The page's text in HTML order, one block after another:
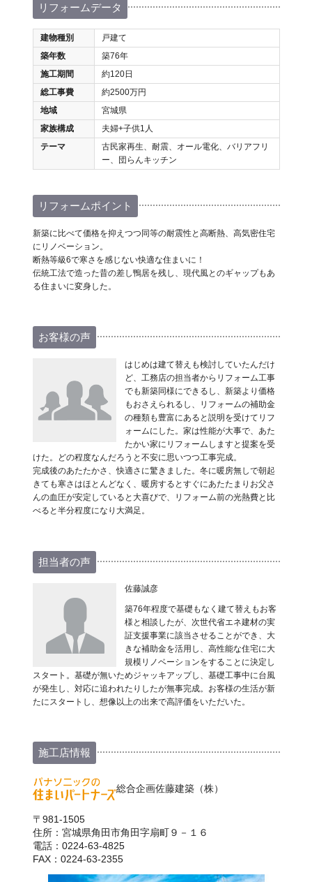
リフォームデータ
建物種別
戸建て
築年数
築76年
施工期間
約120日
総工事費
約2500万円
地域
宮城県
家族構成
夫婦+子供1人
テーマ
古民家再生、耐震、オール電化、バリアフリ
ー、団らんキッチン
リフォームポイント
新築に比べて価格を抑えつつ同等の耐震性と高断熱、高気密住宅
にリノベーション。
断熱等級6で寒さを感じない快適な住まいに！
伝統工法で造った昔の差し鴨居を残し、現代風とのギャップもあ
る住まいに変身した。
お客様の声
はじめは建て替えも検討していたんだけ
ど、工務店の担当者からリフォーム工事
でも新築同様にできるし、新築より価格
もおさえられるし、リフォームの補助金
の種類も豊富にあると説明を受けてリフ
ォームにした。家は性能が大事で、あた
たかい家にリフォームしますと提案を受
けた。どの程度なんだろうと不安に思いつつ工事完成。
完成後のあたたかさ、快適さに驚きました。冬に暖房無しで朝起
きても寒さはほとんどなく、暖房するとすぐにあたたまりお父さ
んの血圧が安定していると大喜びで、リフォーム前の光熱費と比
べると半分程度になり大満足。
担当者の声
佐藤誠彦
築76年程度で基礎もなく建て替えもお客
様と相談したが、次世代省エネ建材の実
証支援事業に該当させることができ、大
きな補助金を活用し、高性能な住宅に大
規模リノベーションをすることに決定し
スタート。基礎が無いためジャッキアップし、基礎工事中に台風
が発生し、対応に追われたりしたが無事完成。お客様の生活が新
たにスタートし、想像以上の出来で高評価をいただいた。
施工店情報
総合企画佐藤建築（株）
〒981-1505
住所：宮城県角田市角田字扇町９－１６
電話：0224-63-4825
FAX：0224-63-2355